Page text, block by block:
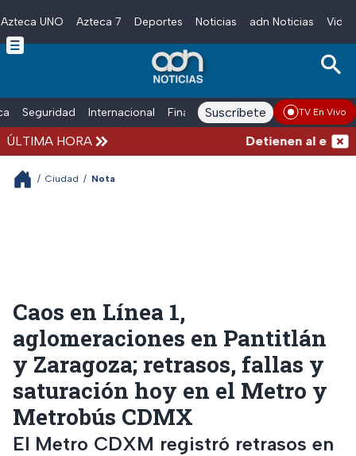
Skip to main content
Azteca UNO Azteca 7 Deportes Noticias adn Noticias
Seguridad Internacional Finanzas adn Noticias Radio
Suscríbete TV En Vivo
ÚLTIMA HORA Detienen al
/ Ciudad / Nota
Caos en Línea 1,
aglomeraciones en Pantitlán
y Zaragoza; retrasos, fallas y
saturación hoy en el Metro y
Metrobús CDMX
El Metro CDXM registró retrasos en